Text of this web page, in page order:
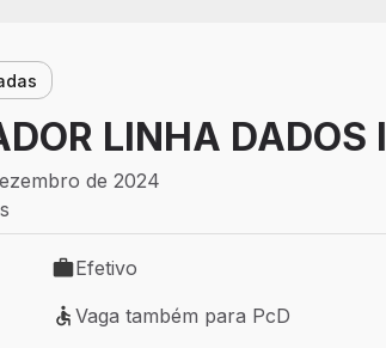
LINHA DADOS I
de 2024
- MT
Tipo de vaga: Efetivo
Efetivo
Vaga também para PcD
Vaga também para PcD